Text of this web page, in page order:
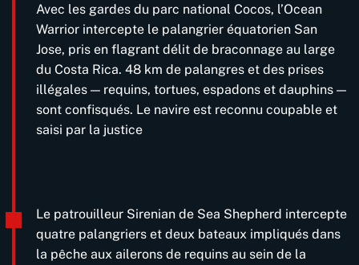
Avec les gardes du parc national Cocos, l’Ocean
Warrior intercepte le palangrier équatorien San
Jose, pris en flagrant délit de braconnage au large
du Costa Rica. 48 km de palangres et des prises
illégales — requins, tortues, espadons et dauphins —
sont confisqués. Le navire est reconnu coupable et
saisi par la justice
Le patrouilleur Sirenian de Sea Shepherd intercepte
quatre palangriers et deux bateaux impliqués dans
la pêche aux ailerons de requins au sein de la